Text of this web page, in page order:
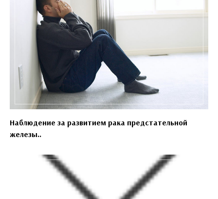
Наблюдение за развитием рака предстательной
железы..